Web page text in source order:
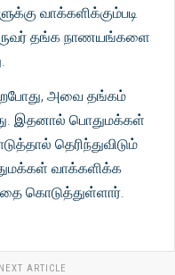
வாக்களிக்கும்படி
ஒருவர் தங்க நாணயங்களை
அவை தங்கம்
இதனால் பொதுமக்கள்
தெரிந்துவிடும்
வாக்களிக்க
கொடுத்துள்ளார்.
NEXT ARTICLE